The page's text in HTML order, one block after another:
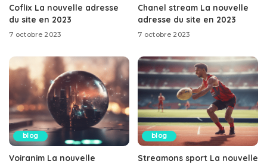
Coflix La nouvelle adresse
du site en 2023
7 octobre 2023
Chanel stream La nouvelle
adresse du site en 2023
7 octobre 2023
blog
Voiranim La nouvelle
blog
Streamons sport La nouvelle